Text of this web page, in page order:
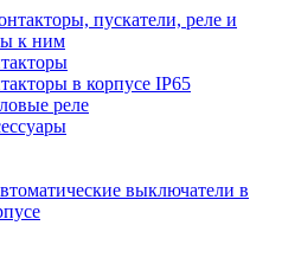
пускатели, реле и
к ним
в корпусе IP65
реле
выключатели в